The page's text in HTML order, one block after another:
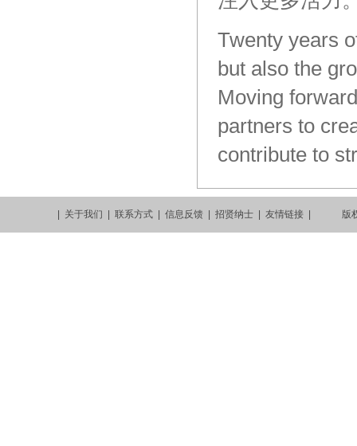
Twenty years
but also the
Moving
partners to
contribute to
关于我们 联系方式| 信息反馈 招贤纳士| 友情链接| 版权所